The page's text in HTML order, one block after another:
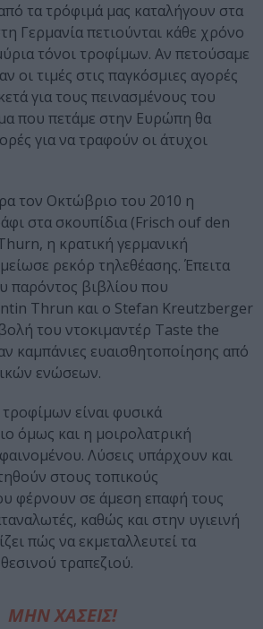
τα τρόφιμά μας καταλήγουν στα
Γερμανία πετιούνται κάθε χρόνο
τόνοι τροφίμων. Αν πετούσαμε
οι τιμές στις παγκόσμιες αγορές
για τους πεινασμένους του
που πετάμε στην Ευρώπη θα
για να τραφούν οι άτυχοι
τον Οκτώβριο του 2010 η
στα σκουπίδια (Frisch ouf den
η κρατική γερμανική
ρεκόρ τηλεθέασης. Έπειτα
παρόντος βιβλίου που
Thrun και ο Stefan Kreutzberger
του ντοκιμαντέρ Taste the
καμπάνιες ευαισθητοποίησης από
ενώσεων.
είναι φυσικά
όμως και η μοιρολατρική
Λύσεις υπάρχουν και
στους τοπικούς
φέρνουν σε άμεση επαφή τους
καθώς και στην υγιεινή
πώς να εκμεταλλευτεί τα
τραπεζιού.
ΜΗΝ ΧΑΣΕΙΣ!